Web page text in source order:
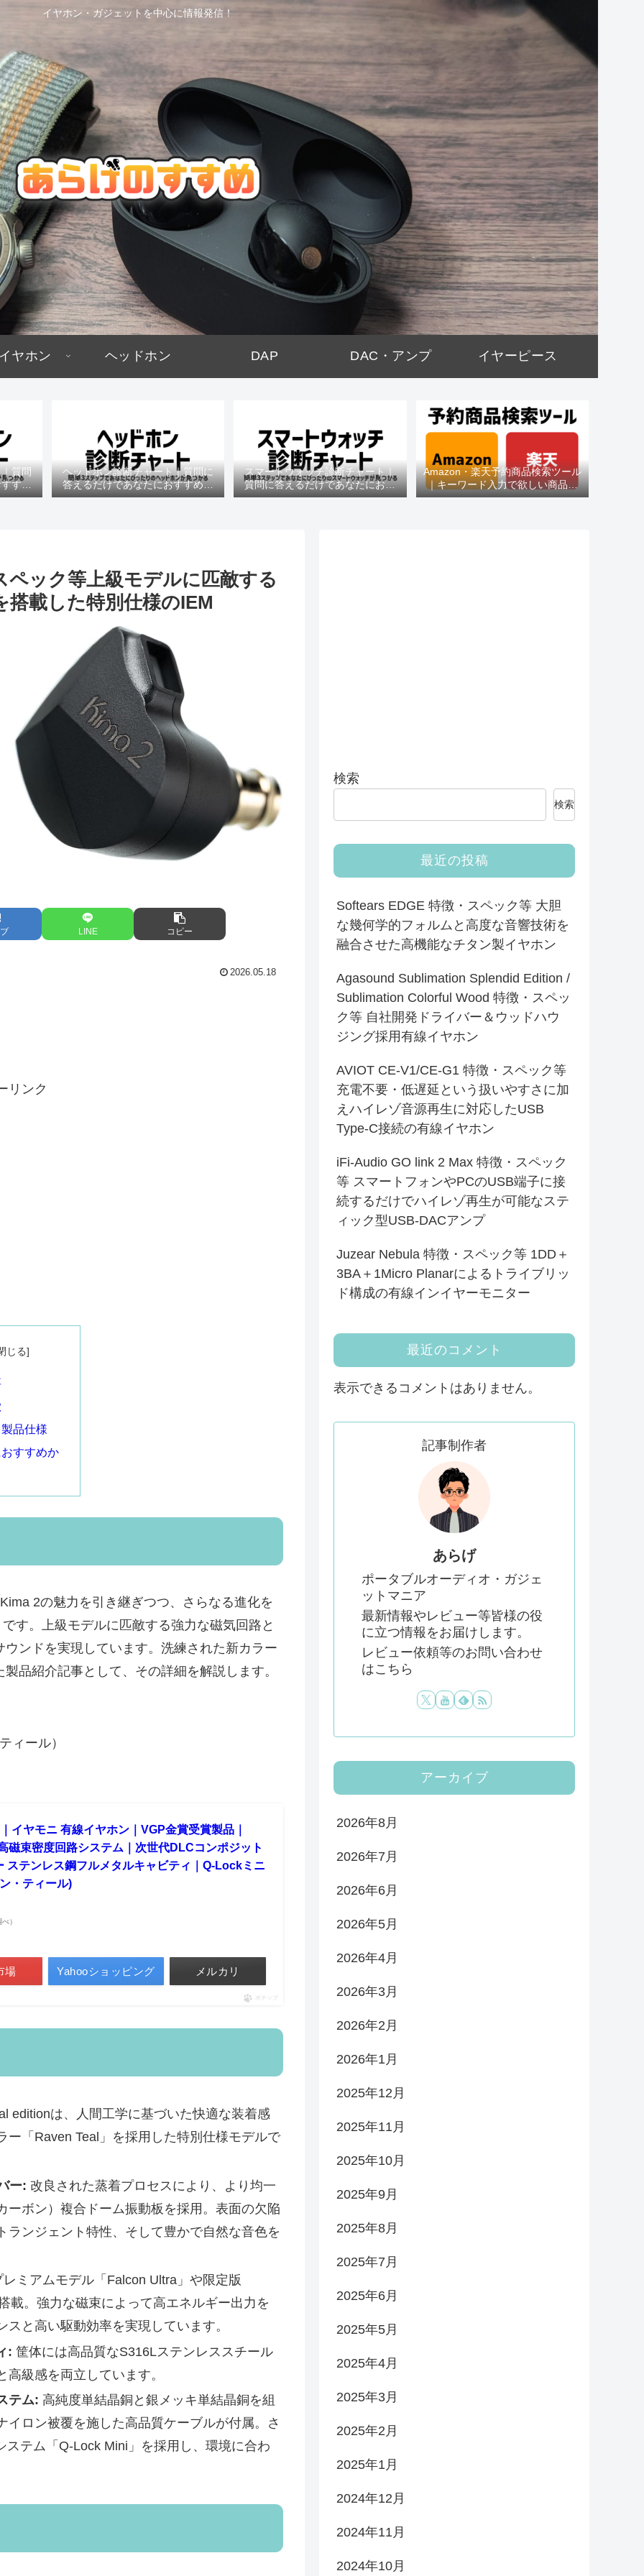
イヤホン・ガジェットを中心に情報発信！
ヤホン ヘッドホン DAP DAC・アンプ イヤーピース
質問
すめ
ヘッドホン診断チャート｜質問に
答えるだけであなたにおすすめの
機種がわかる
スマートウォッチ診断チャート｜
質問に答えるだけであなたにおす
すめの機種がわかる
Amazon・楽天予約商品検索ツール
｜キーワード入力で欲しい商品を
即チェック
ック等上級モデルに匹敵する
搭載した特別仕様のIEM
LINE コピー
2026.05.18
リンク
品仕様
すすめか
2の魅力を引き継ぎつつ、さらなる進化を
す。上級モデルに匹敵する強力な磁気回路と
ンドを実現しています。洗練された新カラー
品紹介記事として、その詳細を解説します。
ィール）
イヤモニ 有線イヤホン｜VGP金賞受賞製品｜
束密度回路システム｜次世代DLCコンポジット
ステンレス鋼フルメタルキャビティ｜Q-Lockミニ
・ティール)
）
場 Yahooショッピング メルカリ
ポチップ
editionは、人間工学に基づいた快適な装着感
「Raven Teal」を採用した特別仕様モデルで
ー: 改良された蒸着プロセスにより、より均一
ボン）複合ドーム振動板を採用。表面の欠陥
ンジェント特性、そして豊かで自然な音色を
ミアムモデル「Falcon Ultra」や限定版
載。強力な磁束によって高エネルギー出力を
と高い駆動効率を実現しています。
: 筐体には高品質なS316Lステンレススチール
級感を両立しています。
テム: 高純度単結晶銅と銀メッキ単結晶銅を組
ロン被覆を施した高品質ケーブルが付属。さ
テム「Q-Lock Mini」を採用し、環境に合わ
検索
検索
最近の投稿
Softears EDGE 特徴・スペック等 大胆
な幾何学的フォルムと高度な音響技術を
融合させた高機能なチタン製イヤホン
Agasound Sublimation Splendid Edition /
Sublimation Colorful Wood 特徴・スペッ
ク等 自社開発ドライバー＆ウッドハウ
ジング採用有線イヤホン
AVIOT CE-V1/CE-G1 特徴・スペック等
充電不要・低遅延という扱いやすさに加
えハイレゾ音源再生に対応したUSB
Type-C接続の有線イヤホン
iFi-Audio GO link 2 Max 特徴・スペック
等 スマートフォンやPCのUSB端子に接
続するだけでハイレゾ再生が可能なステ
ィック型USB-DACアンプ
Juzear Nebula 特徴・スペック等 1DD＋
3BA＋1Micro Planarによるトライブリッ
ド構成の有線インイヤーモニター
最近のコメント
表示できるコメントはありません。
記事制作者
あらげ
ポータブルオーディオ・ガジェ
ットマニア
最新情報やレビュー等皆様の役
に立つ情報をお届けします。
レビュー依頼等のお問い合わせ
はこちら
アーカイブ
2026年8月
2026年7月
2026年6月
2026年5月
2026年4月
2026年3月
2026年2月
2026年1月
2025年12月
2025年11月
2025年10月
2025年9月
2025年8月
2025年7月
2025年6月
2025年5月
2025年4月
2025年3月
2025年2月
2025年1月
2024年12月
2024年11月
2024年10月